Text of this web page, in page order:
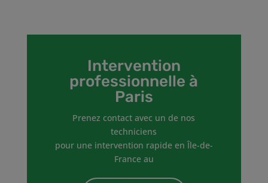
Intervention
professionnelle à
Paris
Prenez contact avec un de nos
techniciens
pour une intervention rapide en Île-de-
France au